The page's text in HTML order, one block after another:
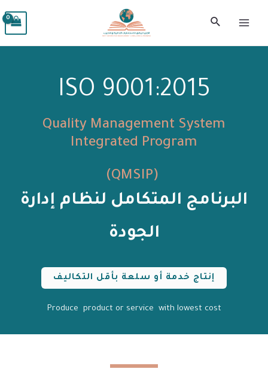
ISO 9001:2015
Quality Management System
Integrated Program
(QMSIP)
البرنامج المتكامل لنظام إدارة
الجودة
إنتاج خدمة أو سلعة بأقل التكاليف
Produce product or service with lowest cost